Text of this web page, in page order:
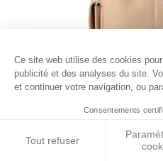
Ce site web utilise des cookies
publicité et des analyses du site.
et continuer votre navigation, ou
Consentements
Tout refuser